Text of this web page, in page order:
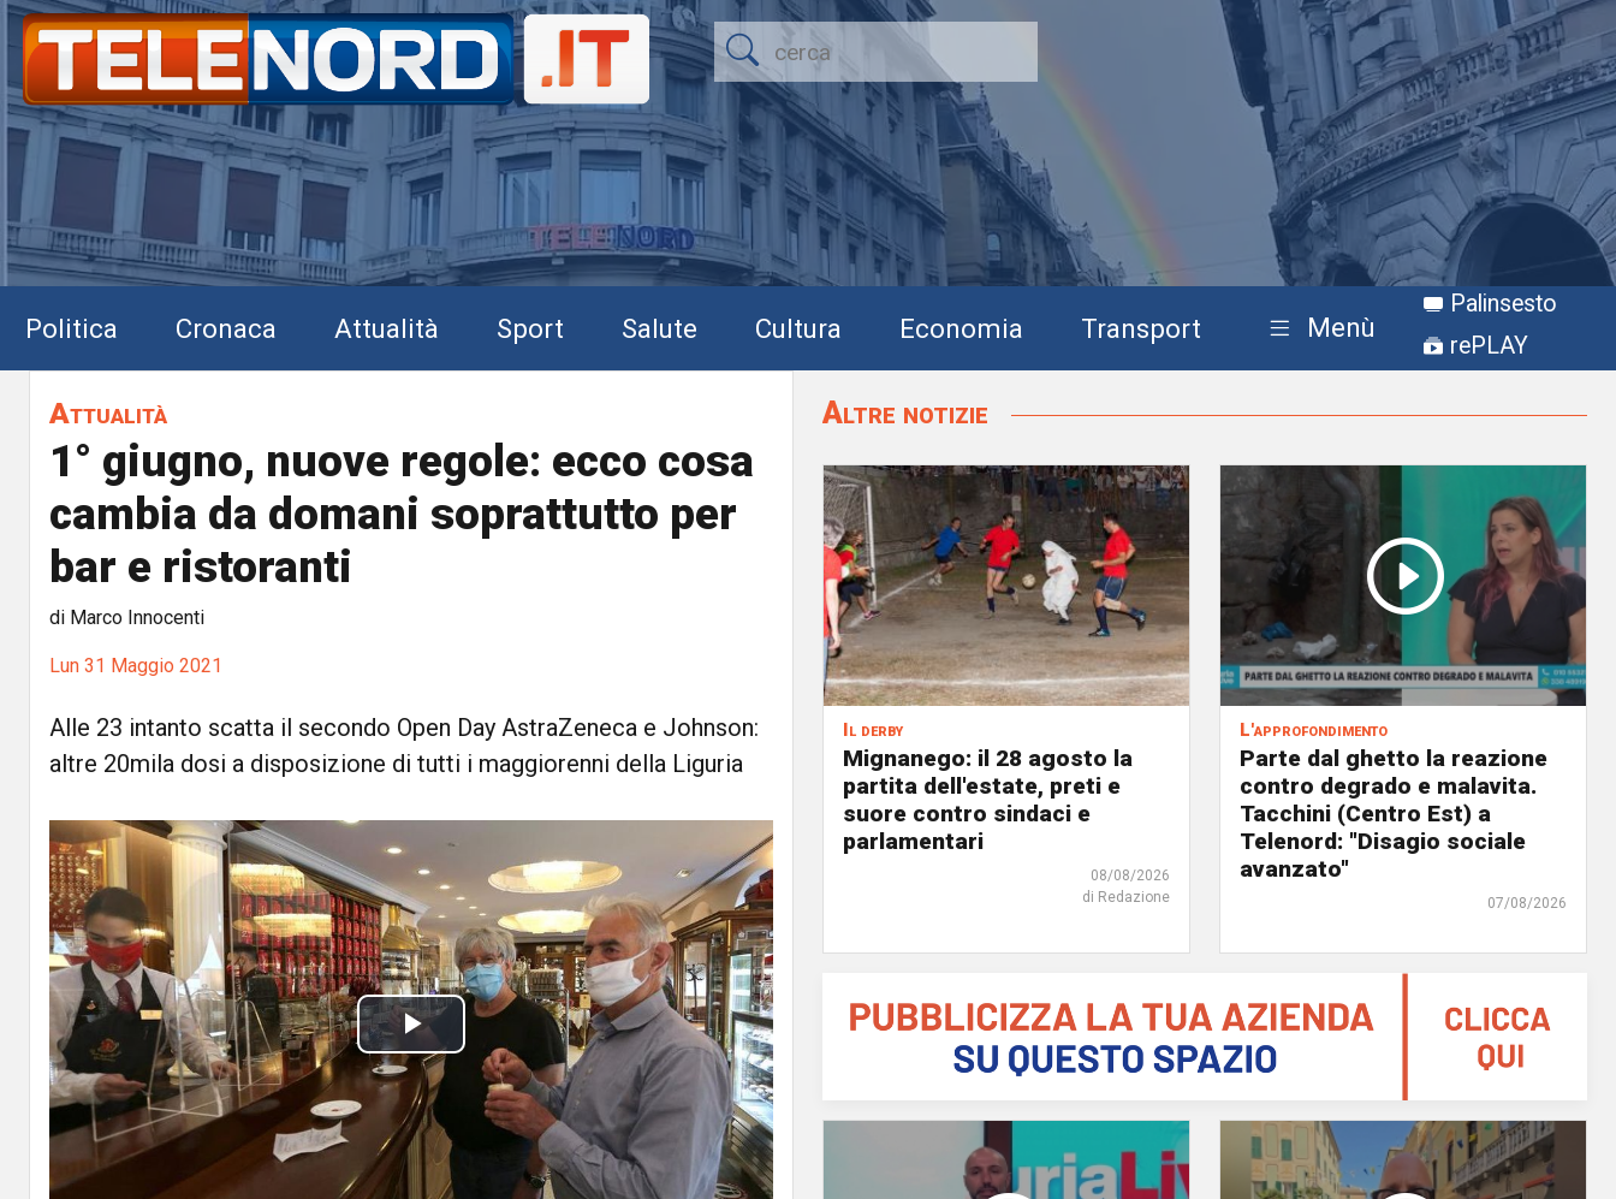
Politica Cronaca Attualità Sport Salute Cultura Economia Transport Menù
Palinsesto
rePLAY
Attualità
1° giugno, nuove regole: ecco cosa
cambia da domani soprattutto per
bar e ristoranti
di Marco Innocenti
Lun 31 Maggio 2021
Alle 23 intanto scatta il secondo Open Day AstraZeneca e Johnson:
altre 20mila dosi a disposizione di tutti i maggiorenni della Liguria
P
l
a
Altre notizie
Il derby
Mignanego: il 28 agosto la
partita dell'estate, preti e
suore contro sindaci e
parlamentari
08/08/2026
di Redazione
L'approfondimento
Parte dal ghetto la reazione
contro degrado e malavita.
Tacchini (Centro Est) a
Telenord: "Disagio sociale
avanzato"
07/08/2026